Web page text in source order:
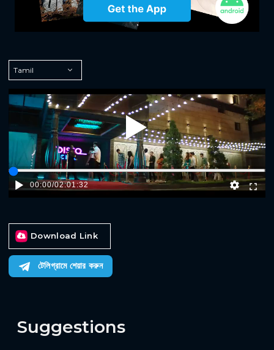
Play
00:00/02:01:32
Download Link
টেলিগ্রামে শেয়ার করুন
Suggestions